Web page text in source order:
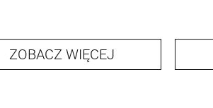
ZOBACZ WIĘCEJ